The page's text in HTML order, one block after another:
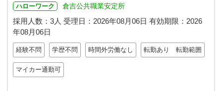
ハローワーク 倉吉公共職業安定所
採用人数：3人 受理日： 2026年08月06日 有効期限： 2026
年08月06日
経験不問 学歴不問 時間外労働なし 転勤あり 転勤範囲
マイカー通勤可